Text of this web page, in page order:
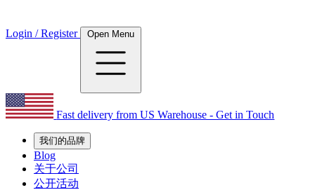
Login / Register Open Menu
Fast delivery from US Warehouse - Get in Touch
我们的品牌
Blog
关于公司
公开活动